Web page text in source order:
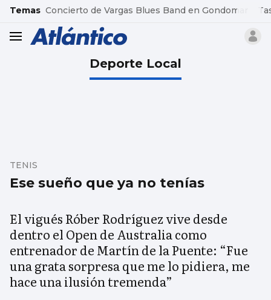
common.go-to-content
Temas Concierto de Vargas Blues Band en Gondomar
header.menu.open
Deporte Local
Ese sueño que ya no tenías
TENIS
El vigués Róber Rodríguez vive desde
dentro el Open de Australia como
entrenador de Martín de la Puente: “Fue
una grata sorpresa que me lo pidiera, me
hace una ilusión tremenda”